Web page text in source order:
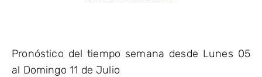
Pronóstico del tiempo semana desde Lunes 05
al Domingo 11 de Julio